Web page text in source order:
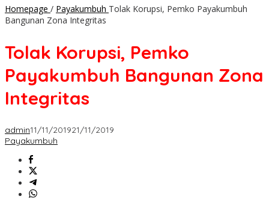
Homepage / Payakumbuh Tolak Korupsi, Pemko Payakumbuh
Bangunan Zona Integritas
Tolak Korupsi, Pemko
Payakumbuh Bangunan Zona
Integritas
admin11/11/201921/11/2019
Payakumbuh